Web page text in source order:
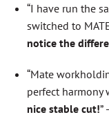
“I have run the
switched to
notice the
“Mate
perfect harmony
nice stable cut!”